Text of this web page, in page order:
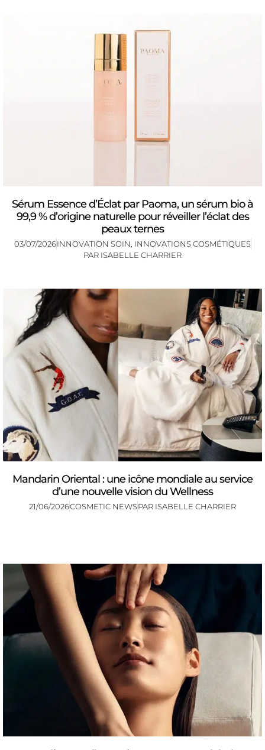
Sérum Essence d’Éclat par Paoma, un sérum bio à
99,9 % d’origine naturelle pour réveiller l’éclat des
peaux ternes
03/07/2026INNOVATION SOIN, INNOVATIONS COSMÉTIQUES
PAR ISABELLE CHARRIER
Mandarin Oriental : une icône mondiale au service
d’une nouvelle vision du Wellness
21/06/2026COSMETIC NEWSPAR ISABELLE CHARRIER